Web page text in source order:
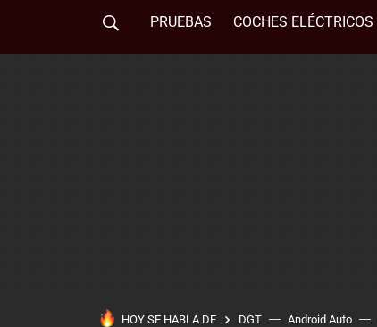
PRUEBAS COCHES ELÉCTRICOS
HOY SE HABLA DE DGT Android Auto